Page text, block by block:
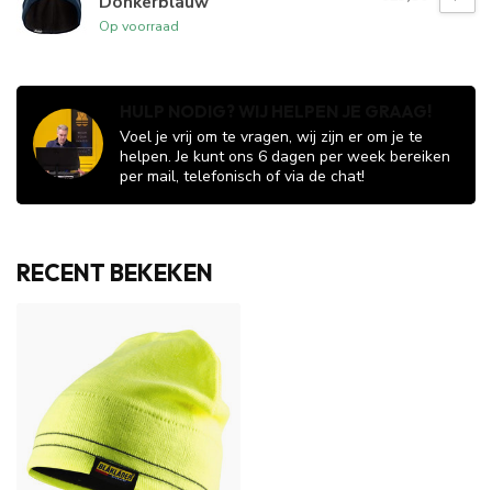
Op voorraad
Voel je vrij om te vragen, wij zijn er om je te
helpen. Je kunt ons 6 dagen per week bereiken
per mail, telefonisch of via de chat!
RECENT BEKEKEN